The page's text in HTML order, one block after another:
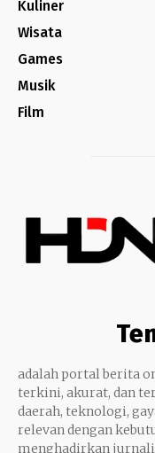
Kuliner
Wisata
Games
Musik
Film
adalah portal berita
terkini, akurat, dan
daerah, teknologi,
relevan dengan
menghadirkan